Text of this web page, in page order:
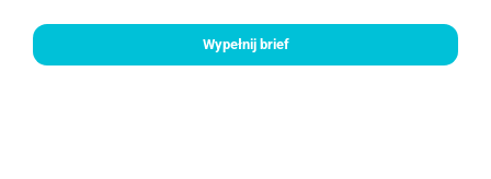
Home
Wypełnij brief